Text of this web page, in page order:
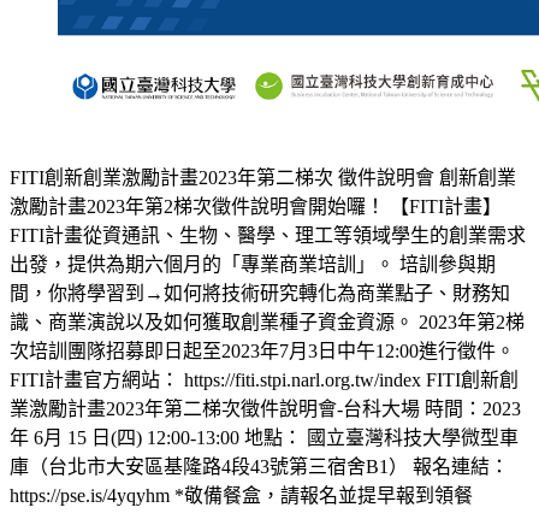
FITI創新創業激勵計畫2023年第二梯次 徵件說明會 創新創業
激勵計畫2023年第2梯次徵件說明會開始囉！ 【FITI計畫】
FITI計畫從資通訊、生物、醫學、理工等領域學生的創業需求
出發，提供為期六個月的「專業商業培訓」。 培訓參與期
間，你將學習到→如何將技術研究轉化為商業點子、財務知
識、商業演說以及如何獲取創業種子資金資源。 2023年第2梯
次培訓團隊招募即日起至2023年7月3日中午12:00進行徵件。
FITI計畫官方網站： https://fiti.stpi.narl.org.tw/index FITI創新創
業激勵計畫2023年第二梯次徵件說明會-台科大場 時間：2023
年 6月 15 日(四) 12:00-13:00 地點： 國立臺灣科技大學微型車
庫（台北市大安區基隆路4段43號第三宿舍B1） 報名連結：
https://pse.is/4yqyhm *敬備餐盒，請報名並提早報到領餐